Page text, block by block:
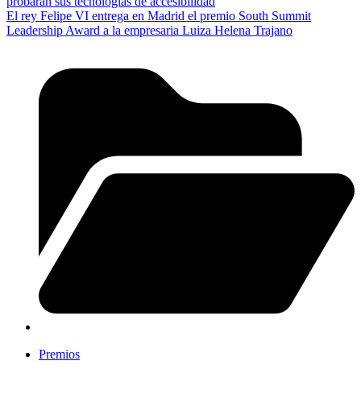
El rey Felipe VI entrega en Madrid el premio South Summit
Leadership Award a la empresaria Luiza Helena Trajano
Premios